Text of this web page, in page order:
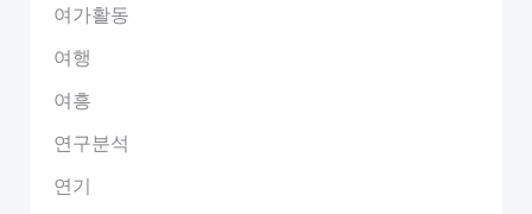
여가활동
여행
여흥
연구분석
연기